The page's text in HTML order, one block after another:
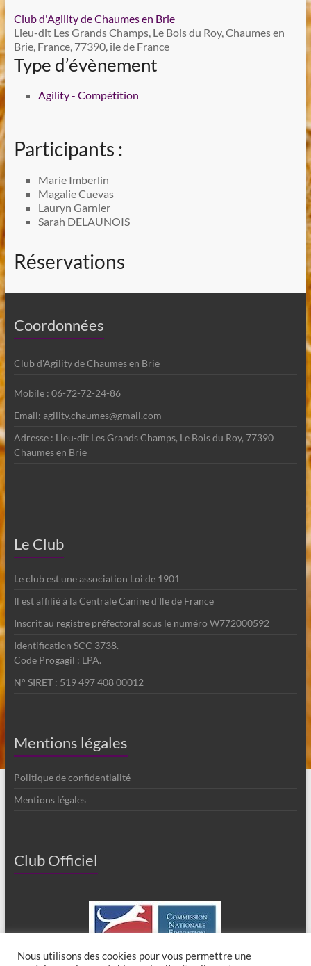
Club d'Agility de Chaumes en Brie
Lieu-dit Les Grands Champs, Le Bois du Roy, Chaumes en
Brie, France, 77390, île de France
Type d’évènement
Agility - Compétition
Participants :
Marie Imberlin
Magalie Cuevas
Lauryn Garnier
Sarah DELAUNOIS
Réservations
Coordonnées
Club d'Agility de Chaumes en Brie
Mobile : 06-72-72-24-86
Email: agility.chaumes@gmail.com
Adresse : Lieu-dit Les Grands Champs, Le Bois du Roy, 77390
Chaumes en Brie
Le Club
Le club est une association Loi de 1901
Il est affilié à la Centrale Canine d'Ile de France
Inscrit au registre préfectoral sous le numéro W772000592
Identification SCC 3738.
Code Progagil : LPA.
N° SIRET : 519 497 408 00012
Mentions légales
Politique de confidentialité
Mentions légales
Club Officiel
Nous utilisons des cookies pour vous permettre une